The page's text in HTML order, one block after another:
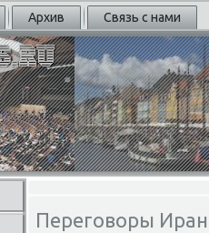
Архив Связь с нами
Переговоры